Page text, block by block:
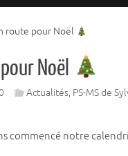
route pour Noël
Noël
Actualités, PS-MS de
commencé notre